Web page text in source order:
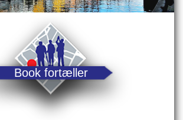
Book fortæller